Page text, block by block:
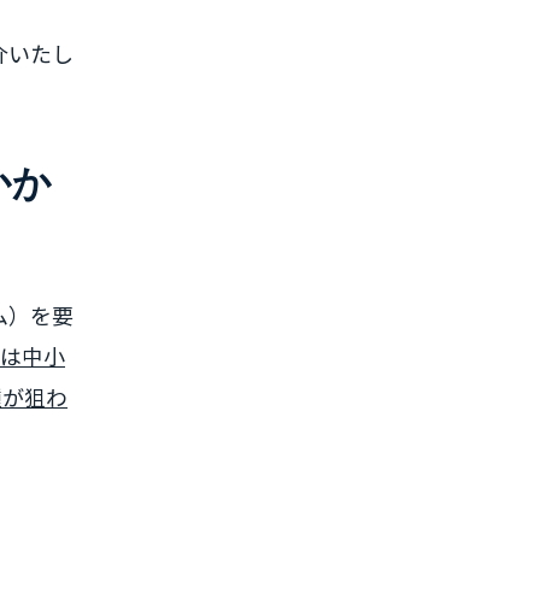
たし
か
）を要
中小
狙わ